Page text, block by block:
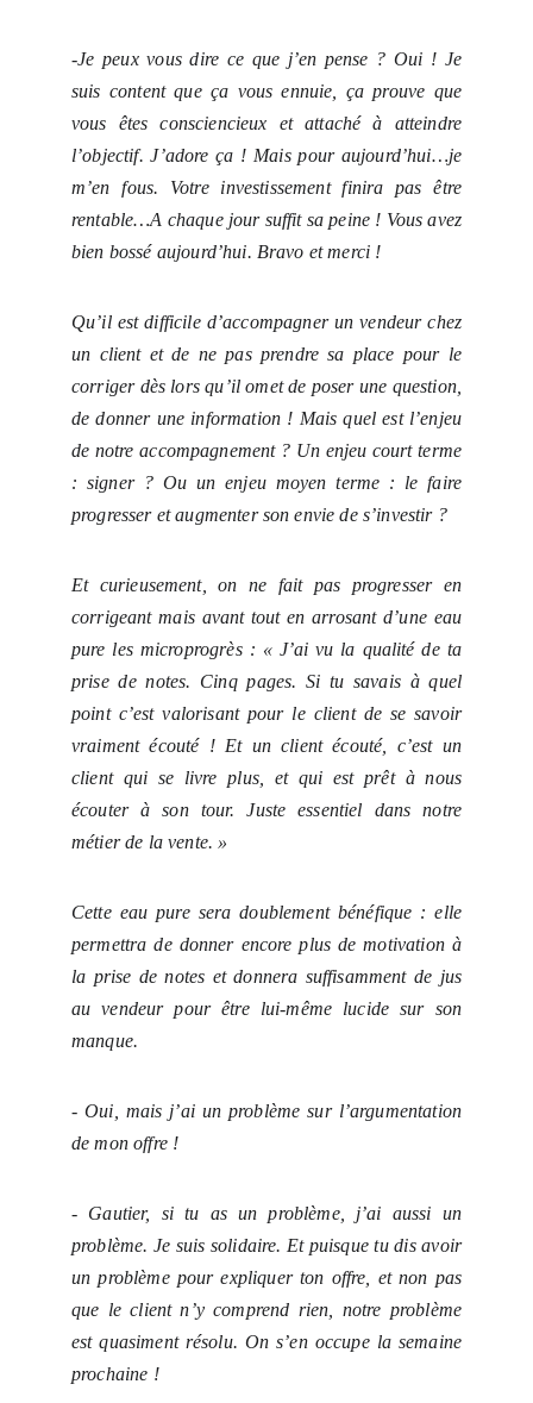
-Je peux vous dire ce que j’en pense ? Oui ! Je
suis content que ça vous ennuie, ça prouve que
vous êtes consciencieux et attaché à atteindre
l’objectif. J’adore ça ! Mais pour aujourd’hui…je
m’en fous. Votre investissement finira pas être
rentable…A chaque jour suffit sa peine ! Vous avez
bien bossé aujourd’hui. Bravo et merci !
Qu’il est difficile d’accompagner un vendeur chez
un client et de ne pas prendre sa place pour le
corriger dès lors qu’il omet de poser une question,
de donner une information ! Mais quel est l’enjeu
de notre accompagnement ? Un enjeu court terme
: signer ? Ou un enjeu moyen terme : le faire
progresser et augmenter son envie de s’investir ?
Et curieusement, on ne fait pas progresser en
corrigeant mais avant tout en arrosant d’une eau
pure les microprogrès : « J’ai vu la qualité de ta
prise de notes. Cinq pages. Si tu savais à quel
point c’est valorisant pour le client de se savoir
vraiment écouté ! Et un client écouté, c’est un
client qui se livre plus, et qui est prêt à nous
écouter à son tour. Juste essentiel dans notre
métier de la vente. »
Cette eau pure sera doublement bénéfique : elle
permettra de donner encore plus de motivation à
la prise de notes et donnera suffisamment de jus
au vendeur pour être lui-même lucide sur son
manque.
- Oui, mais j’ai un problème sur l’argumentation
de mon offre !
- Gautier, si tu as un problème, j’ai aussi un
problème. Je suis solidaire. Et puisque tu dis avoir
un problème pour expliquer ton offre, et non pas
que le client n’y comprend rien, notre problème
est quasiment résolu. On s’en occupe la semaine
prochaine !